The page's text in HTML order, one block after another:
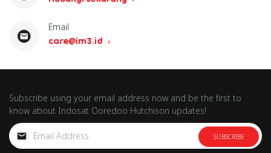
Email
care@im3.id
Subscribe using your email address now and be the first to
know about Indosat Ooredoo Hutchison updates!
SUBSCRIBE